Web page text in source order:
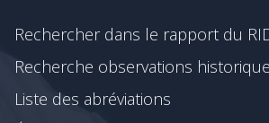
Rechercher dans le rapport du
Recherche observations
Liste des abréviations